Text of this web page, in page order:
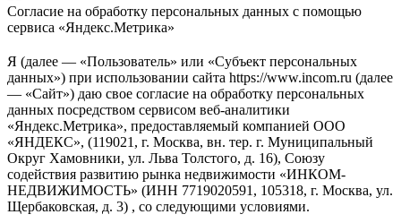
Согласие на обработку персональных данных с помощью
сервиса «Яндекс.Метрика»
Я (далее — «Пользователь» или «Субъект персональных
данных») при использовании сайта https://www.incom.ru (далее
— «Сайт») даю свое согласие на обработку персональных
данных посредством сервисом веб-аналитики
«Яндекс.Метрика», предоставляемый компанией ООО
«ЯНДЕКС», (119021, г. Москва, вн. тер. г. Муниципальный
Округ Хамовники, ул. Льва Толстого, д. 16), Союзу
содействия развитию рынка недвижимости «ИНКОМ-
НЕДВИЖИМОСТЬ» (ИНН 7719020591, 105318, г. Москва, ул.
Щербаковская, д. 3) , со следующими условиями.